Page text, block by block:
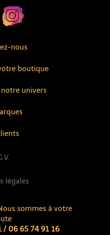
nous
boutique
sommes à votre
/ 06 65 74 91 16
notre univers
légales